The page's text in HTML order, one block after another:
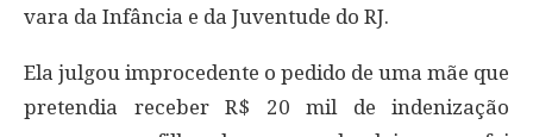
vara da Infância e da Juventude do RJ.
Ela julgou improcedente o pedido de uma mãe que
pretendia receber R$ 20 mil de indenização